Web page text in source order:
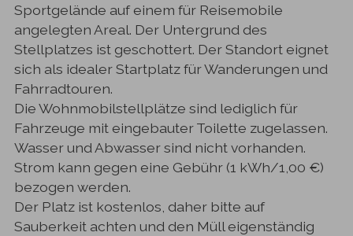
Sportgelände auf einem für Reisemobile
angelegten Areal. Der Untergrund des
Stellplatzes ist geschottert. Der Standort eignet
sich als idealer Startplatz für Wanderungen und
Fahrradtouren.
Die Wohnmobilstellplätze sind lediglich für
Fahrzeuge mit eingebauter Toilette zugelassen.
Wasser und Abwasser sind nicht vorhanden.
Strom kann gegen eine Gebühr (1 kWh/1,00 €)
bezogen werden.
Der Platz ist kostenlos, daher bitte auf
Sauberkeit achten und den Müll eigenständig